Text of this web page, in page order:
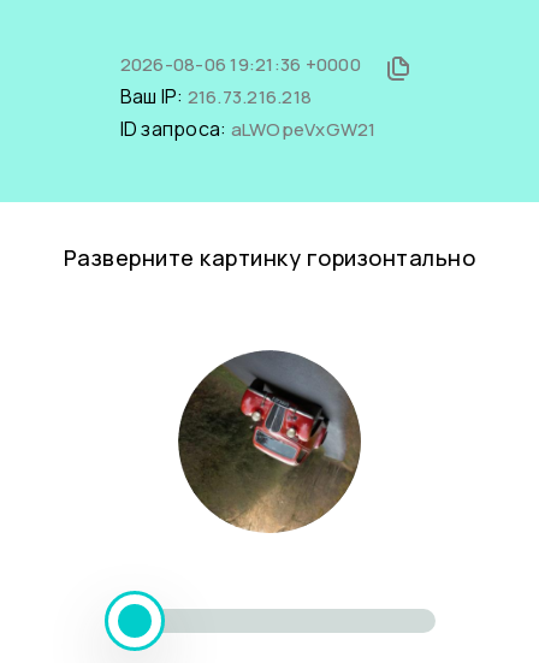
2026-08-06 19:21:36 +0000
Ваш IP: 216.73.216.218
ID запроса: aLWOpeVxGW21
Разверните картинку горизонтально